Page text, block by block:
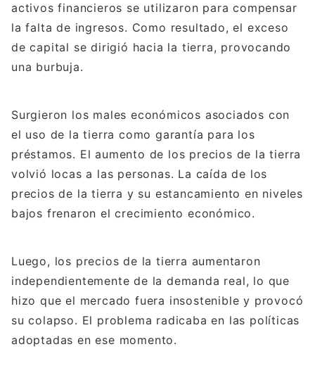
activos financieros se utilizaron para compensar
la falta de ingresos. Como resultado, el exceso
de capital se dirigió hacia la tierra, provocando
una burbuja.
Surgieron los males económicos asociados con
el uso de la tierra como garantía para los
préstamos. El aumento de los precios de la tierra
volvió locas a las personas. La caída de los
precios de la tierra y su estancamiento en niveles
bajos frenaron el crecimiento económico.
Luego, los precios de la tierra aumentaron
independientemente de la demanda real, lo que
hizo que el mercado fuera insostenible y provocó
su colapso. El problema radicaba en las políticas
adoptadas en ese momento.